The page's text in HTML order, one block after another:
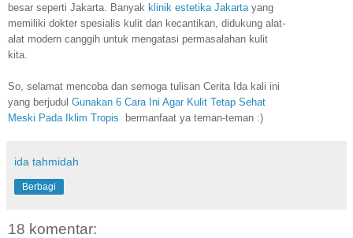
besar seperti Jakarta. Banyak klinik estetika Jakarta yang
memiliki dokter spesialis kulit dan kecantikan, didukung alat-
alat modern canggih untuk mengatasi permasalahan kulit
kita.
So, selamat mencoba dan semoga tulisan Cerita Ida kali ini
yang berjudul Gunakan 6 Cara Ini Agar Kulit Tetap Sehat
Meski Pada Iklim Tropis bermanfaat ya teman-teman :)
ida tahmidah
Berbagi
18 komentar: